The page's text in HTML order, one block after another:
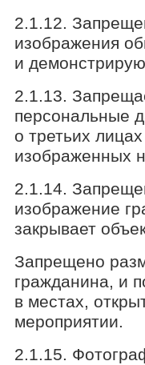
2.1.12.
изображения
и
2.1.13.
персональные
о третьих
изображенных
2.1.14.
изображение
закрывает
Запрещено
гражданина, и
в местах,
мероприятии.
2.1.15.